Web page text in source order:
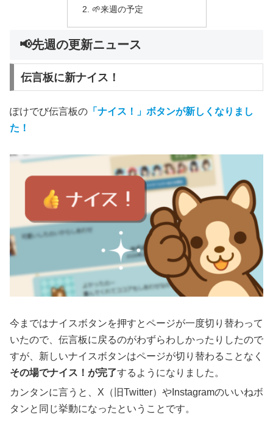
🌱来週の予定
📢先週の更新ニュース
伝言板に新ナイス！
ぽけでび伝言板の 「ナイス！」ボタンが新しくなりまし
た！
今まではナイスボタンを押すとページが一度切り替わって
いたので、伝言板に戻るのがわずらわしかったりしたので
すが、新しいナイスボタンはページが切り替わることなく
その場でナイス！が完了するようになりました。
カンタンに言うと、X（旧Twitter）やInstagramのいいねボ
タンと同じ挙動になったということです。